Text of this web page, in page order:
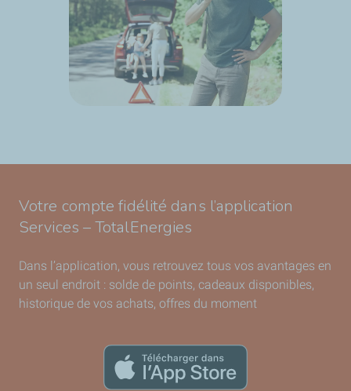
Votre compte fidélité dans l’application
Services – TotalEnergies
Dans l’application, vous retrouvez tous vos avantages en
un seul endroit : solde de points, cadeaux disponibles,
historique de vos achats, offres du moment